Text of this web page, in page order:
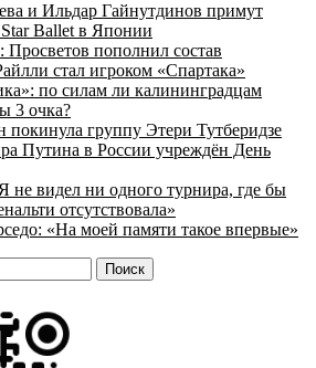
и Ильдар Гайнутдинов примут
Ballet в Японии
пополнил состав
стал игроком «Спартака»
по силам ли калининградцам
3 очка?
покинула группу Этери Тутберидзе
Путина в России учреждён День
не видел ни одного турнира, где бы
отсутствовала»
«На моей памяти такое впервые»